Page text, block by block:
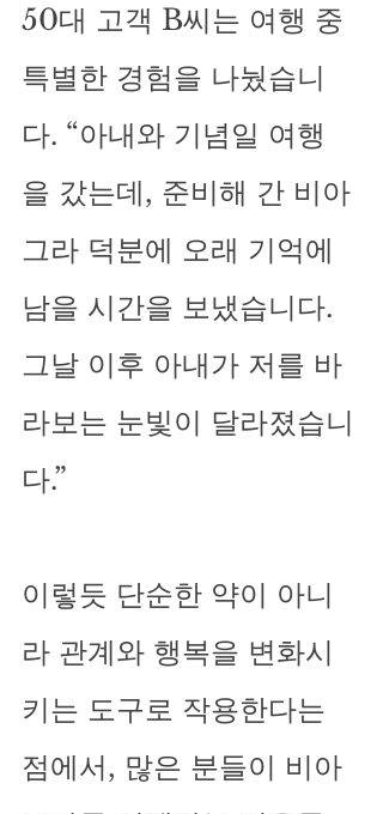
50대 고객 B씨는 여행 중
특별한 경험을 나눴습니
다. “아내와 기념일 여행
을 갔는데, 준비해 간 비아
그라 덕분에 오래 기억에
남을 시간을 보냈습니다.
그날 이후 아내가 저를 바
라보는 눈빛이 달라졌습니
다.”
이렇듯 단순한 약이 아니
라 관계와 행복을 변화시
키는 도구로 작용한다는
점에서, 많은 분들이 비아